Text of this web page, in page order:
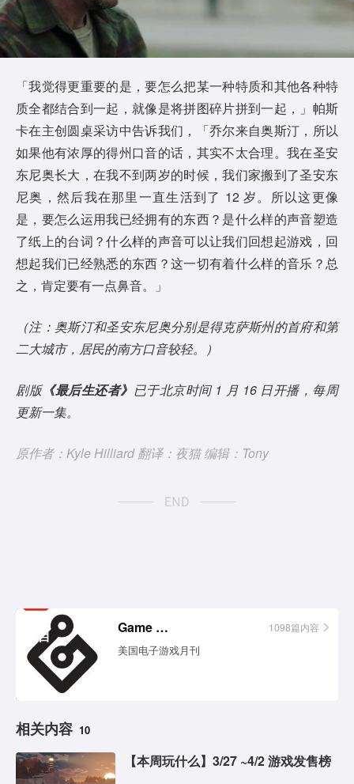
「我觉得更重要的是，要怎么把某一种特质和其他各种特
质全都结合到一起，就像是将拼图碎片拼到一起，」帕斯
卡在主创圆桌采访中告诉我们，「乔尔来自奥斯汀，所以
如果他有浓厚的得州口音的话，其实不太合理。我在圣安
东尼奥长大，在我不到两岁的时候，我们家搬到了圣安东
尼奥，然后我在那里一直生活到了 12 岁。所以这更像
是，要怎么运用我已经拥有的东西？是什么样的声音塑造
了纸上的台词？什么样的声音可以让我们回想起游戏，回
想起我们已经熟悉的东西？这一切有着什么样的音乐？总
之，肯定要有一点鼻音。」
（注：奥斯汀和圣安东尼奥分别是得克萨斯州的首府和第
二大城市，居民的南方口音较轻。）
剧版《最后生还者》 已于北京时间 1 月 16 日开播，每周
更新一集。
原作者：Kyle Hilliard 翻译：夜猫 编辑：Tony
栏目
Game Informer 1098篇内容
美国电子游戏月刊
相关内容 10
【本周玩什么】3/27 ~4/2 游戏发售榜